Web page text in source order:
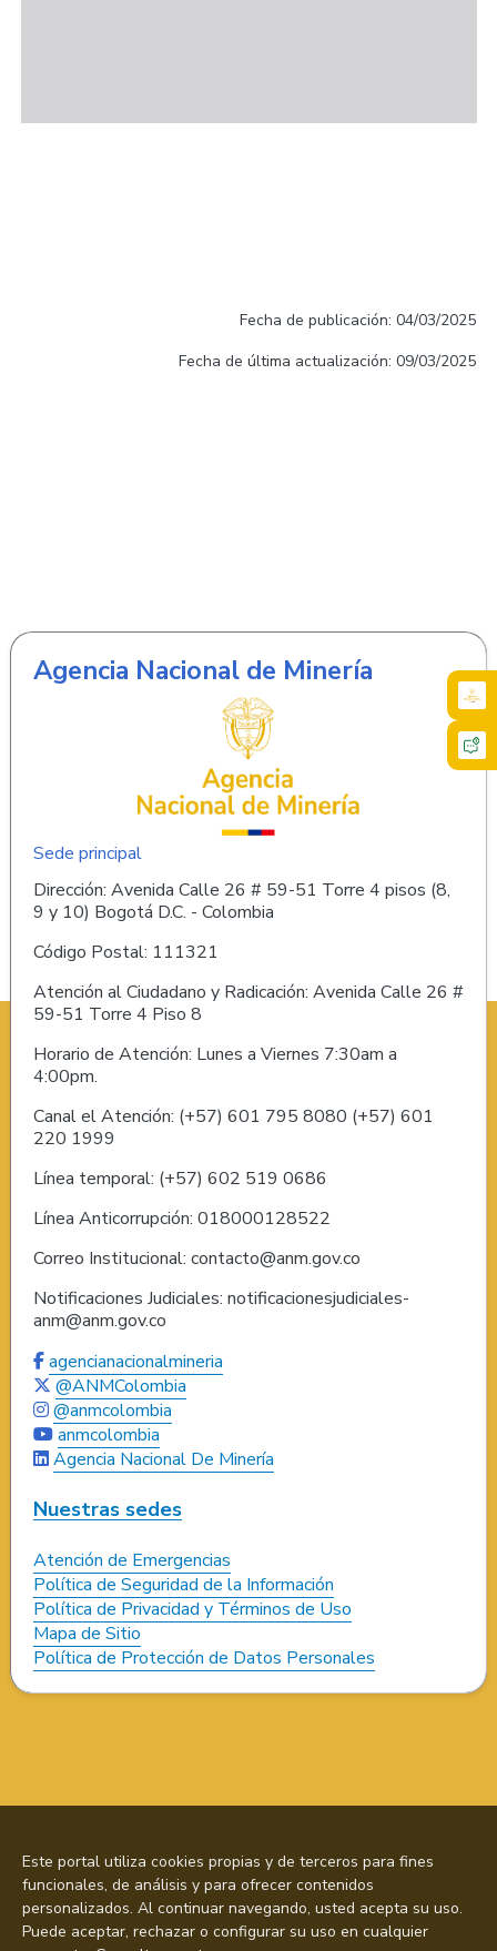
Fecha de publicación: 04/03/2025
Fecha de última actualización: 09/03/2025
Agencia Nacional de Minería
Sede principal
Dirección: Avenida Calle 26 # 59-51 Torre 4 pisos (8,
9 y 10) Bogotá D.C. - Colombia
Código Postal: 111321
Atención al Ciudadano y Radicación: Avenida Calle 26 #
59-51 Torre 4 Piso 8
Horario de Atención: Lunes a Viernes 7:30am a
4:00pm.
Canal el Atención: (+57) 601 795 8080 (+57) 601
220 1999
Línea temporal: (+57) 602 519 0686
Línea Anticorrupción: 018000128522
Correo Institucional: contacto@anm.gov.co
Notificaciones Judiciales: notificacionesjudiciales-
anm@anm.gov.co
agencianacionalmineria
@ANMColombia
@anmcolombia
anmcolombia
Agencia Nacional De Minería
Nuestras sedes
Atención de Emergencias
Política de Seguridad de la Información
Política de Privacidad y Términos de Uso
Mapa de Sitio
Política de Protección de Datos Personales
Este portal utiliza cookies propias y de terceros para fines
funcionales, de análisis y para ofrecer contenidos
personalizados. Al continuar navegando, usted acepta su uso.
Puede aceptar, rechazar o configurar su uso en cualquier